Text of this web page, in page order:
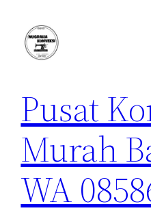
konten
Pusat
Murah
WA